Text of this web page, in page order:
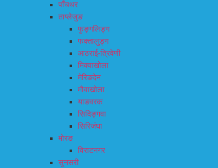
पाँचथर
ताप्लेजुङ
फुङ्गलिङ्ग
फक्तालुङ्ग
आठराई-त्रिवेणी
मिक्वाखोला
मेरिङदेन
मौवाखोला
याङवरक
सिदिङ्गवा
सिरिजंघा
मोरङ
विराटनगर
सुनसरी